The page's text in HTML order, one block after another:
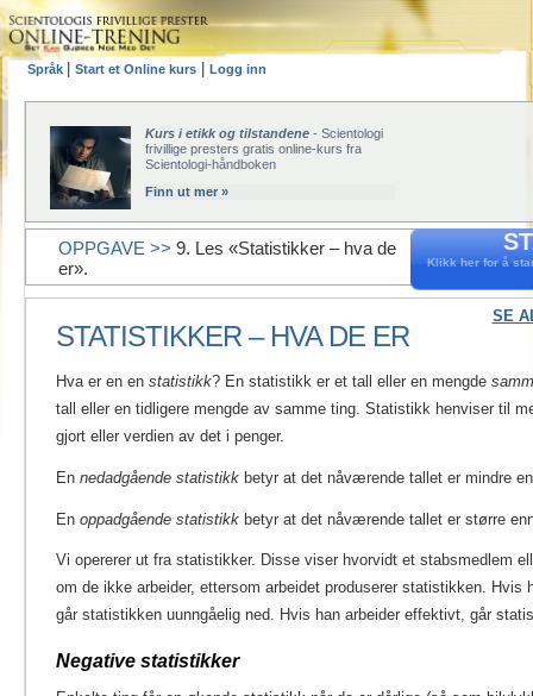
Språk Start et Online kurs Logg inn
Kurs i etikk og tilstandene - Scientologi
frivillige presters gratis online-kurs fra
Scientologi-håndboken
Finn ut mer »
Klikk her for å
SE
OPPGAVE >> 9. Les «Statistikker – hva de
er».
STATISTIKKER – HVA DE ER
Hva er en en statistikk? En statistikk er et tall eller en mengde
tall eller en tidligere mengde av samme ting. Statistikk henviser til
gjort eller verdien av det i penger.
En nedadgående statistikk betyr at det nåværende tallet er mindre
En oppadgående statistikk betyr at det nåværende tallet er større
Vi opererer ut fra statistikker. Disse viser hvorvidt et stabsmedlem
om de ikke arbeider, ettersom arbeidet produserer statistikken. Hvis
går statistikken uunngåelig ned. Hvis han arbeider effektivt, går
Negative statistikker